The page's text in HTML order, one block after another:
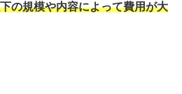
の規模や内容によって費用が大